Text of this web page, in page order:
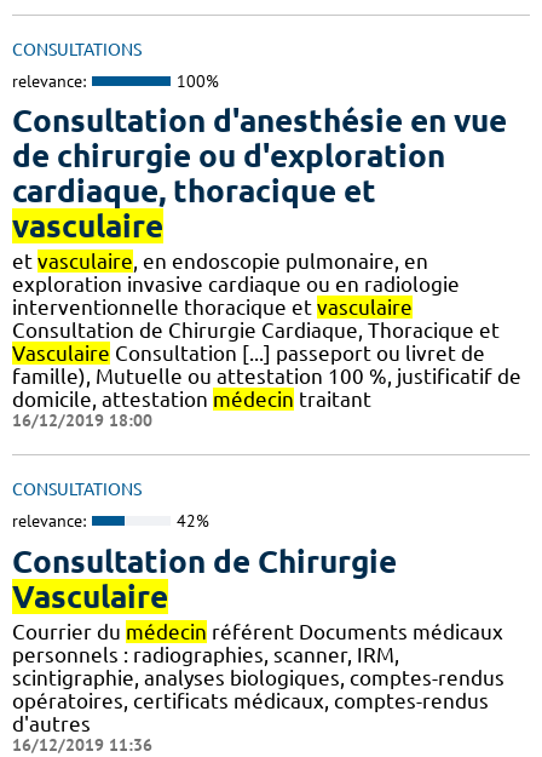
CONSULTATIONS
relevance: 100%
Consultation d'anesthésie en vue
de chirurgie ou d'exploration
cardiaque, thoracique et
vasculaire
et vasculaire, en endoscopie pulmonaire, en
exploration invasive cardiaque ou en radiologie
interventionnelle thoracique et vasculaire
Consultation de Chirurgie Cardiaque, Thoracique et
Vasculaire Consultation [...] passeport ou livret de
famille), Mutuelle ou attestation 100 %, justificatif de
domicile, attestation médecin traitant
16/12/2019 18:00
CONSULTATIONS
relevance: 42%
Consultation de Chirurgie
Vasculaire
Courrier du médecin référent Documents médicaux
personnels : radiographies, scanner, IRM,
scintigraphie, analyses biologiques, comptes-rendus
opératoires, certificats médicaux, comptes-rendus
d'autres
16/12/2019 11:36